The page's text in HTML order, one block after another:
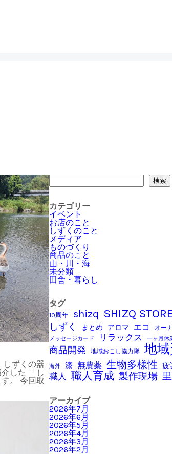
しずくの器
した 「し
。 今回取
検索 検索
カテゴリー
イベント
お店のこと
しずくのこと
メディア
ものづくり
商品のこと
山・川・海
未分類
田舎・暮らし
タグ
10周年 shizq SHIZQ STORE
しずく まとめ アロマ エコ オー
メッセージカード リラックス 一ヶ月休
商品開発 地域おこし協力隊 地
海外 漆 無農薬 生物多様性 疲
職人 職人育成 製作現場
アーカイブ
2026年7月
2026年6月
2026年5月
2026年4月
2026年3月
2026年2月